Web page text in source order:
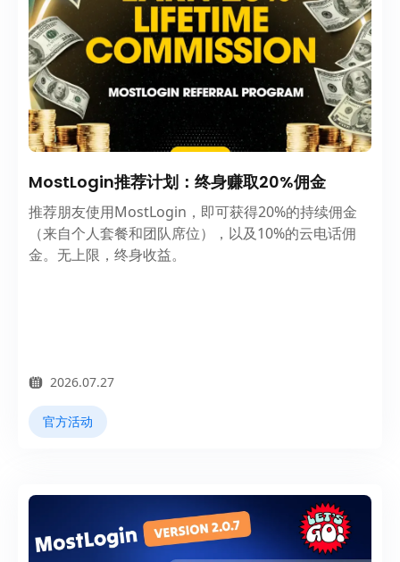
MostLogin推荐计划：终身赚取20%佣金
推荐朋友使用MostLogin，即可获得20%的持续佣金
（来自个人套餐和团队席位），以及10%的云电话佣
金。无上限，终身收益。
2026.07.27
官方活动